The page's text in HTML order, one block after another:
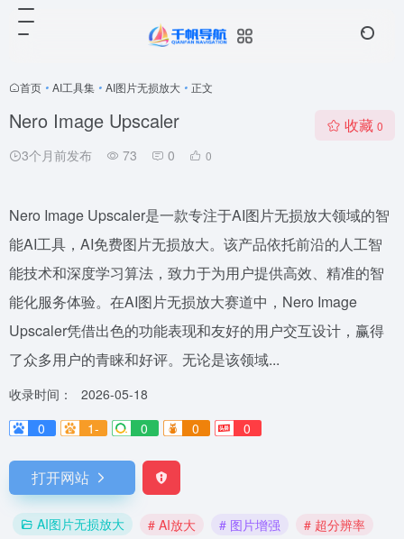
首页 • AI工具集 • AI图片无损放大 • 正文
Nero Image Upscaler
3个月前发布 73 0 0
收藏 0
Nero Image Upscaler是一款专注于AI图片无损放大领域的智
能AI工具，AI免费图片无损放大。该产品依托前沿的人工智
能技术和深度学习算法，致力于为用户提供高效、精准的智
能化服务体验。在AI图片无损放大赛道中，Nero Image
Upscaler凭借出色的功能表现和友好的用户交互设计，赢得
了众多用户的青睐和好评。无论是该领域...
收录时间：
2026-05-18
0
1- 0 0 0
打开网站
AI图片无损放大 # AI放大 # 图片增强 # 超分辨率